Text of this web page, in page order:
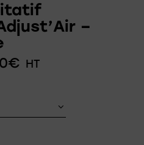
–
€ HT